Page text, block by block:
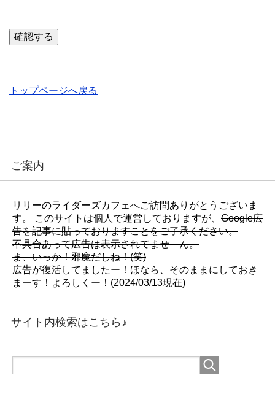
トップページへ戻る
ご案内
リリーのライダーズカフェへご訪問ありがとうございま
す。 このサイトは個人で運営しておりますが、 Google広
告を記事に貼っておりますことをご了承ください。
不具合あって広告は表示されてませ～ん。
ま、いっか！邪魔だしね！(笑)
広告が復活してましたー！ほなら、そのままにしておき
まーす！よろしくー！(2024/03/13現在)
サイト内検索はこちら♪